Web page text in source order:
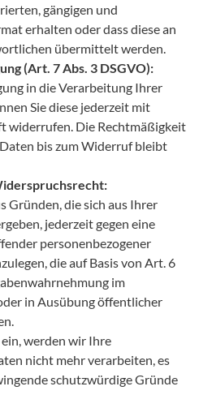
gängigen und
erhalten oder dass diese an
übermittelt werden.
(Art. 7 Abs. 3 DSGVO):
in die Verarbeitung Ihrer
Sie diese jederzeit mit
widerrufen. Die Rechtmäßigkeit
bis zum Widerruf bleibt
Gründen, die sich aus Ihrer
jederzeit gegen eine
personenbezogener
die auf Basis von Art. 6
im
in Ausübung öffentlicher
werden wir Ihre
nicht mehr verarbeiten, es
schutzwürdige Gründe